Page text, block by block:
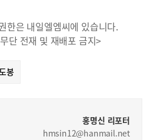
한은 내일엘엠씨에 있습니다.
단 전재 및 재배포 금지>
봉
홍명신 리포터
hmsin12@hanmail.net